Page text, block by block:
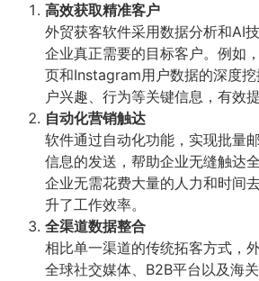
高效获取精准客户
外贸获客软件采用数据分析和AI
企业真正需要的目标客户。例如
页和Instagram用户数据的深度
户兴趣、行为等关键信息，有效
自动化营销触达
软件通过自动化功能，实现批量
信息的发送，帮助企业无缝触达
企业无需花费大量的人力和时间
升了工作效率。
全渠道数据整合
相比单一渠道的传统拓客方式，
全球社交媒体、B2B平台以及海